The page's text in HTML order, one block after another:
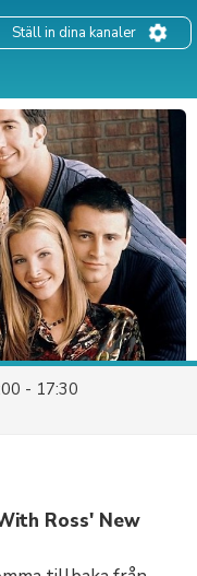
Ställ in dina kanaler
- 17:30
Ross' New